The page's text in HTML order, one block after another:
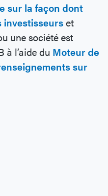
sur la façon dont
investisseurset
une société est
à l’aide du Moteur de
sur